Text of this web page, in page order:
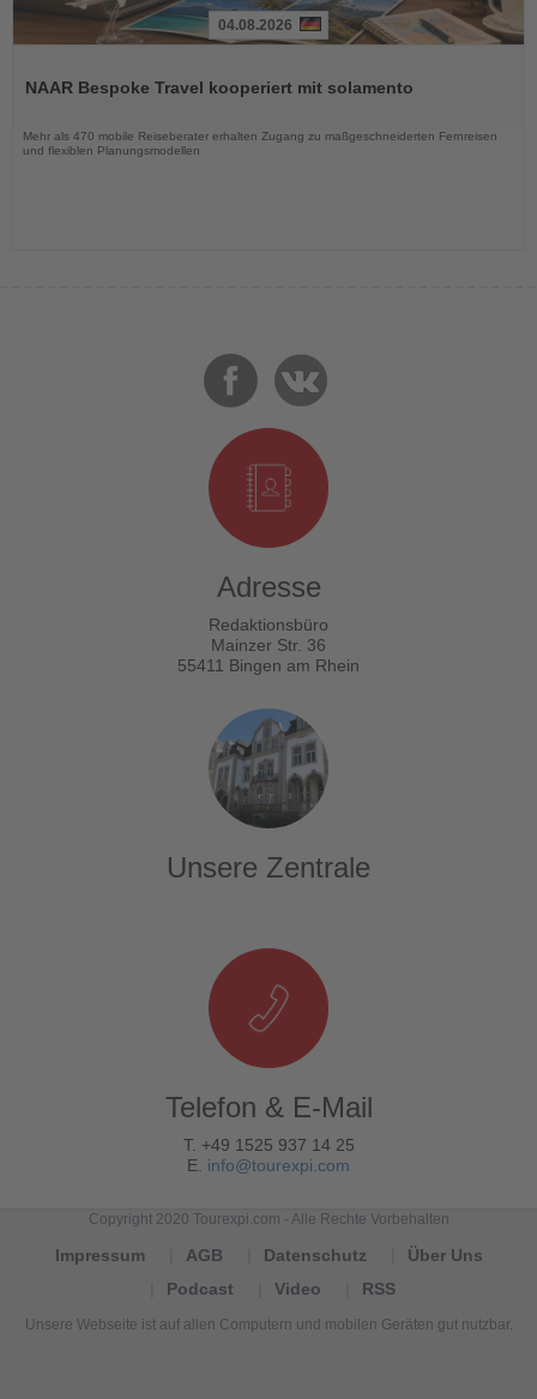
die
04.08.2026
NAAR Bespoke Travel kooperiert mit solamento
Mehr als 470 mobile Reiseberater erhalten Zugang zu maßgeschneiderten Fernreisen
und flexiblen Planungsmodellen
Adresse
Redaktionsbüro
Mainzer Str. 36
55411 Bingen am Rhein
Unsere Zentrale
Telefon & E-Mail
T. +49 1525 937 14 25
E. info@tourexpi.com
Copyright 2020 Tourexpi.com - Alle Rechte Vorbehalten
Impressum AGB Datenschutz
Über Uns
Podcast
Video RSS
Unsere Webseite ist auf allen Computern und mobilen Geräten gut nutzbar.